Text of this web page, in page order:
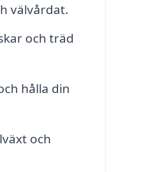
välvårdat.
och träd
hålla din
och